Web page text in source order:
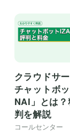
クラウドサ
チャットボ
NAI」とは
判を解説
コールセンター